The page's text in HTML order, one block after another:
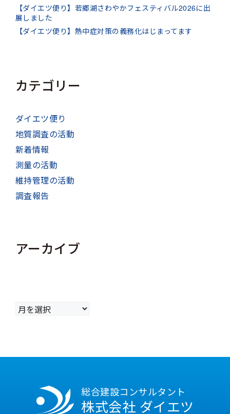
【ダイエツ便り】若郷湖さわやかフェスティバル2026に出
展しました
【ダイエツ便り】熱中症対策の義務化はじまってます
カテゴリー
ダイエツ便り
地質調査の活動
新着情報
測量の活動
維持管理の活動
調査報告
アーカイブ
ア
ー
総合建設コンサルタント
株式会社 ダイエツ